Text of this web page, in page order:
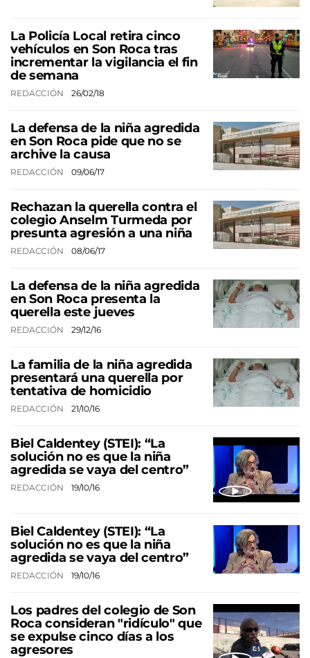
La Policía Local retira cinco
vehículos en Son Roca tras
incrementar la vigilancia el fin
de semana
REDACCIÓN 26/02/18
La defensa de la niña agredida
en Son Roca pide que no se
archive la causa
REDACCIÓN 09/06/17
Rechazan la querella contra el
colegio Anselm Turmeda por
presunta agresión a una niña
REDACCIÓN 08/06/17
La defensa de la niña agredida
en Son Roca presenta la
querella este jueves
REDACCIÓN 29/12/16
La familia de la niña agredida
presentará una querella por
tentativa de homicidio
REDACCIÓN 21/10/16
Biel Caldentey (STEI): “La
solución no es que la niña
agredida se vaya del centro”
REDACCIÓN 19/10/16
Biel Caldentey (STEI): “La
solución no es que la niña
agredida se vaya del centro”
REDACCIÓN 19/10/16
Los padres del colegio de Son
Roca consideran "ridículo" que
se expulse cinco días a los
agresores